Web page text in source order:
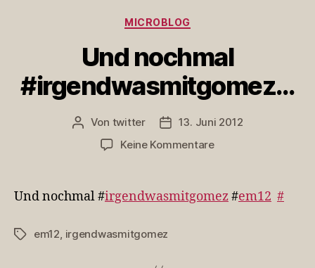
Kategorien
MICROBLOG
Und nochmal
#irgendwasmitgomez…
Beitragsautor
Von twitter Veröffentlichungsdatum
13. Juni 2012
Keine Kommentarezu
Und nochmal #irgendwasmitgomez#em12 #
Schlagwörter
em12, irgendwasmitgomez